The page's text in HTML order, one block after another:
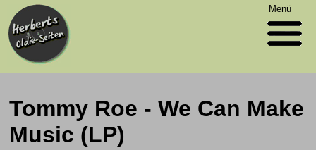
Menü
Tommy Roe - We Can Make
Music (LP)